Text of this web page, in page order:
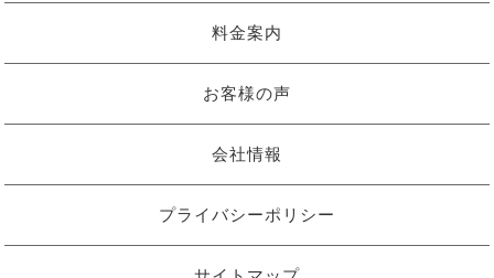
料金案内
お客様の声
会社情報
プライバシーポリシー